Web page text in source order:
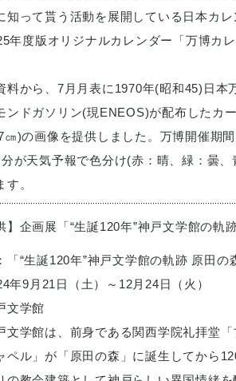
知って貰う活動を展開している日本カ
年度版オリジナルカレンダー「万博カ
料から、7月月表に1970年(昭和45)日本
ンドガソリン(現ENEOS)が配布したカ
)の画像を提供しました。万博開催期
が天気予報で色分け(赤：晴、緑：曇
す。
】企画展「“生誕120年”神戸文学館の軌
「“生誕120年”神戸文学館の軌跡 原田の
年9月21日（土）～12月24日（火）
文学館
文学館は、前身である関西学院礼拝堂「
ペル」が「原田の森」に誕生してから